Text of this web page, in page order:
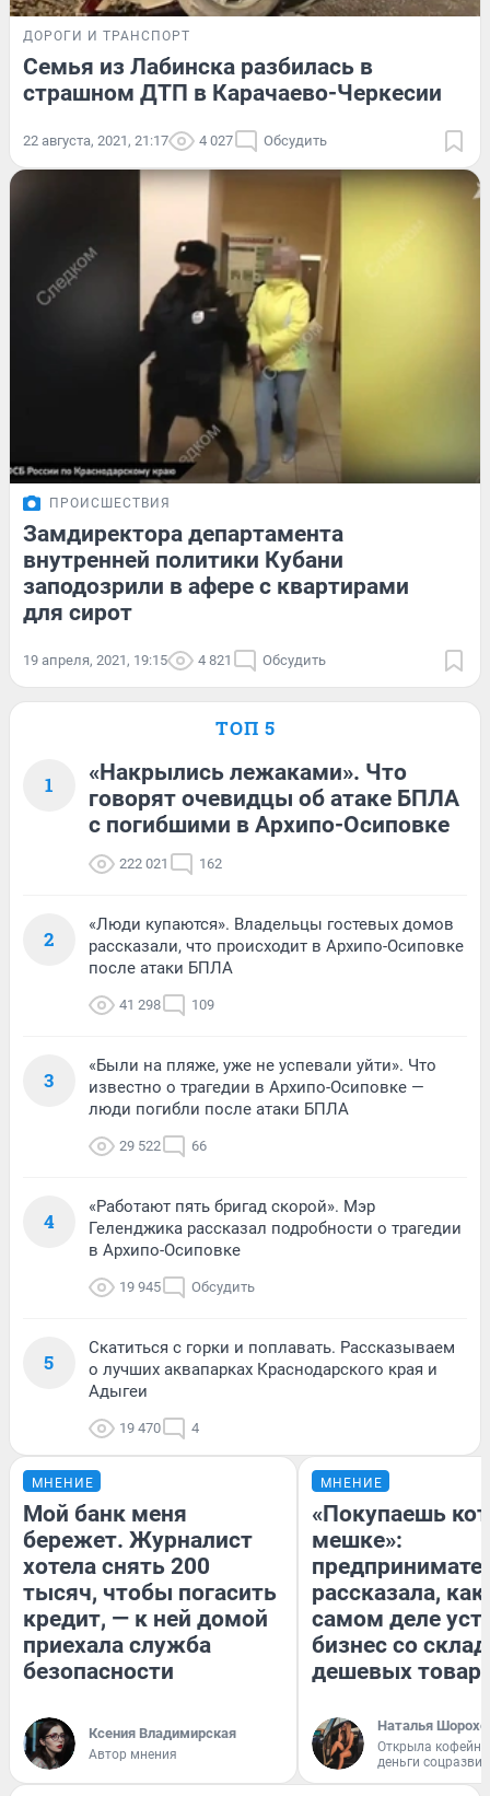
ДОРОГИ И ТРАНСПОРТ
Семья из Лабинска разбилась в
страшном ДТП в Карачаево-Черкесии
22 августа, 2021, 21:17 4 027 Обсудить
ПРОИСШЕСТВИЯ
Замдиректора департамента
внутренней политики Кубани
заподозрили в афере с квартирами
для сирот
19 апреля, 2021, 19:15 4 821 Обсудить
ТОП 5
1
«Накрылись лежаками». Что
говорят очевидцы об атаке БПЛА
с погибшими в Архипо-Осиповке
222 021 162
2
«Люди купаются». Владельцы гостевых домов
рассказали, что происходит в Архипо-Осиповке
после атаки БПЛА
41 298 109
3
«Были на пляже, уже не успевали уйти». Что
известно о трагедии в Архипо-Осиповке —
люди погибли после атаки БПЛА
29 522 66
4
«Работают пять бригад скорой». Мэр
Геленджика рассказал подробности о трагедии
в Архипо-Осиповке
19 945 Обсудить
5
Скатиться с горки и поплавать. Рассказываем
о лучших аквапарках Краснодарского края и
Адыгеи
19 470 4
МНЕНИЕ
Мой банк меня
бережет. Журналист
хотела снять 200
тысяч, чтобы погасить
кредит, — к ней домой
приехала служба
безопасности
Ксения Владимирская
Автор мнения
МНЕНИЕ
«Покупаешь
мешке»:
рассказала, как
самом деле
бизнес со
дешевых
Наталья
Открыла
деньги